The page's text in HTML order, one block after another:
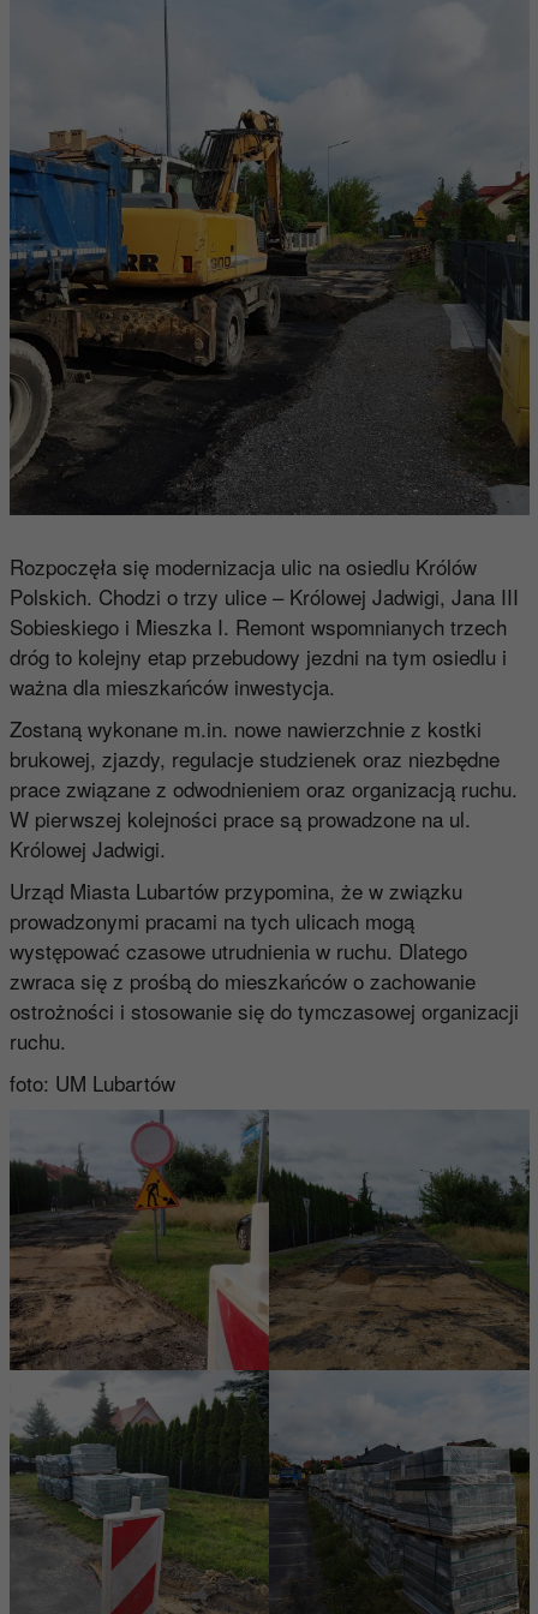
Rozpoczęła się modernizacja ulic na osiedlu Królów
Polskich. Chodzi o trzy ulice – Królowej Jadwigi, Jana III
Sobieskiego i Mieszka I. Remont wspomnianych trzech
dróg to kolejny etap przebudowy jezdni na tym osiedlu i
ważna dla mieszkańców inwestycja.
Zostaną wykonane m.in. nowe nawierzchnie z kostki
brukowej, zjazdy, regulacje studzienek oraz niezbędne
prace związane z odwodnieniem oraz organizacją ruchu.
W pierwszej kolejności prace są prowadzone na ul.
Królowej Jadwigi.
Urząd Miasta Lubartów przypomina, że w związku
prowadzonymi pracami na tych ulicach mogą
występować czasowe utrudnienia w ruchu. Dlatego
zwraca się z prośbą do mieszkańców o zachowanie
ostrożności i stosowanie się do tymczasowej organizacji
ruchu.
foto: UM Lubartów